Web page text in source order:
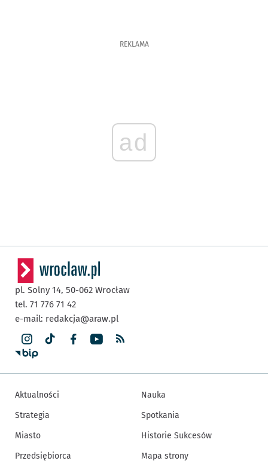
REKLAMA
ad
pl. Solny 14, 50-062 Wrocław
tel. 71 776 71 42
e-mail: redakcja@araw.pl
Aktualności
Strategia
Miasto
Przedsiębiorca
Nauka
Spotkania
Historie Sukcesów
Mapa strony